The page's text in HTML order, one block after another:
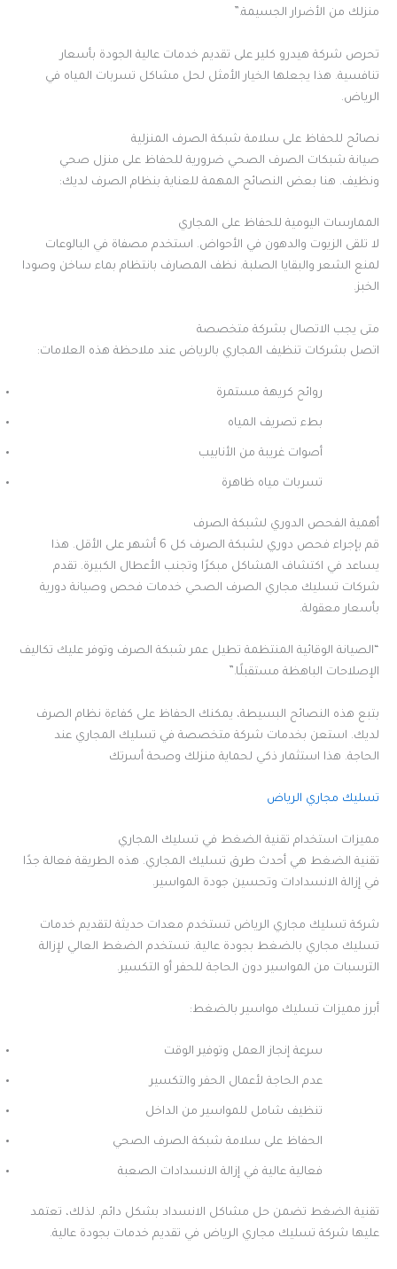
منزلك من الأضرار الجسيمة.”
تحرص شركة هيدرو كلير على تقديم خدمات عالية الجودة بأسعار
تنافسية. هذا يجعلها الخيار الأمثل لحل مشاكل تسربات المياه في
الرياض.
نصائح للحفاظ على سلامة شبكة الصرف المنزلية
صيانة شبكات الصرف الصحي ضرورية للحفاظ على منزل صحي
ونظيف. هنا بعض النصائح المهمة للعناية بنظام الصرف لديك:
الممارسات اليومية للحفاظ على المجاري
لا تلقى الزيوت والدهون في الأحواض. استخدم مصفاة في البالوعات
لمنع الشعر والبقايا الصلبة. نظف المصارف بانتظام بماء ساخن وصودا
الخبز.
متى يجب الاتصال بشركة متخصصة
اتصل بشركات تنظيف المجاري بالرياض عند ملاحظة هذه العلامات:
روائح كريهة مستمرة
بطء تصريف المياه
أصوات غريبة من الأنابيب
تسربات مياه ظاهرة
أهمية الفحص الدوري لشبكة الصرف
قم بإجراء فحص دوري لشبكة الصرف كل 6 أشهر على الأقل. هذا
يساعد في اكتشاف المشاكل مبكرًا وتجنب الأعطال الكبيرة. تقدم
شركات تسليك مجاري الصرف الصحي خدمات فحص وصيانة دورية
بأسعار معقولة.
“الصيانة الوقائية المنتظمة تطيل عمر شبكة الصرف وتوفر عليك تكاليف
الإصلاحات الباهظة مستقبلًا.”
بتبع هذه النصائح البسيطة، يمكنك الحفاظ على كفاءة نظام الصرف
لديك. استعن بخدمات شركة متخصصة في تسليك المجاري عند
الحاجة. هذا استثمار ذكي لحماية منزلك وصحة أسرتك
تسليك مجاري الرياض
مميزات استخدام تقنية الضغط في تسليك المجاري
تقنية الضغط هي أحدث طرق تسليك المجاري. هذه الطريقة فعالة جدًا
في إزالة الانسدادات وتحسين جودة المواسير.
شركة تسليك مجاري الرياض تستخدم معدات حديثة لتقديم خدمات
تسليك مجاري بالضغط بجودة عالية. تستخدم الضغط العالي لإزالة
الترسبات من المواسير دون الحاجة للحفر أو التكسير.
أبرز مميزات تسليك مواسير بالضغط:
سرعة إنجاز العمل وتوفير الوقت
عدم الحاجة لأعمال الحفر والتكسير
تنظيف شامل للمواسير من الداخل
الحفاظ على سلامة شبكة الصرف الصحي
فعالية عالية في إزالة الانسدادات الصعبة
تقنية الضغط تضمن حل مشاكل الانسداد بشكل دائم. لذلك، تعتمد
عليها شركة تسليك مجاري الرياض في تقديم خدمات بجودة عالية.